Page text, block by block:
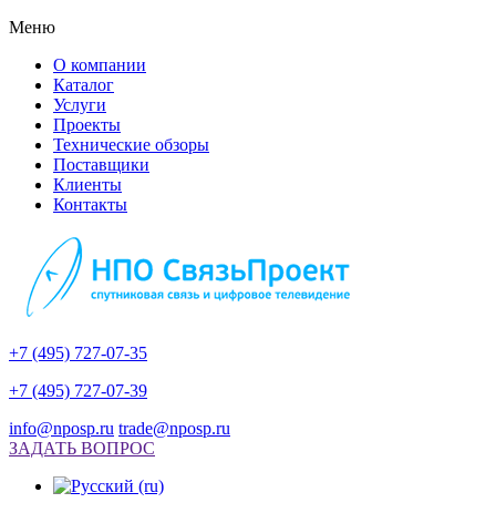
Меню
О компании
Каталог
Услуги
Проекты
Технические обзоры
Поставщики
Клиенты
Контакты
+7 (495) 727-07-35
+7 (495) 727-07-39
info@nposp.ru trade@nposp.ru
ЗАДАТЬ ВОПРОС